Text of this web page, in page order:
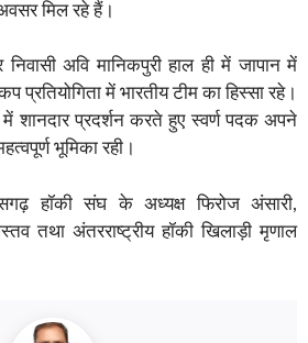
मिल रहे हैं।
अवि मानिकपुरी हाल ही में जापान में
में भारतीय टीम का हिस्सा रहे।
में शानदार प्रदर्शन करते हुए स्वर्ण पदक अपने
भूमिका रही।
हॉकी संघ के अध्यक्ष फिरोज अंसारी,
तथा अंतरराष्ट्रीय हॉकी खिलाड़ी मृणाल